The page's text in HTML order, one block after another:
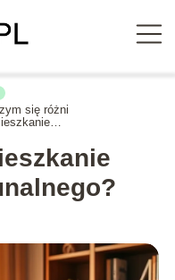
się różni